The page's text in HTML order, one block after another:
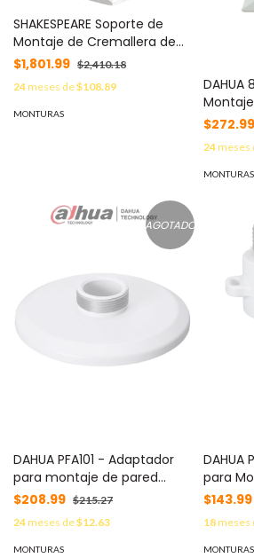
SHAKESPEARE Soporte de
Montaje de Cremallera de
Acero Inoxidable / Diseño sin
Tuercas / Dientes de 5
Grados para Ajustes Finos /
Ranura Especial para Cable /
$1,801.99 $2,410.18
24meses de$108.89
MONTURAS
DAHUA
Montaje
$272.99
24meses
MONTURAS
AGOTADO
DAHUA PFA101 - Adaptador
para montaje de pared
PFB302S / Techo PFB300C /
Camaras H dBW5121 / 5220 /
5221 / 5421 / 8231 / 8331EZ /
HDC
$208.99 $215.27
24meses de$12.63
MONTURAS
DAHUA
para
PTZ/
de
Techo
$143.99
18meses
MONTURAS